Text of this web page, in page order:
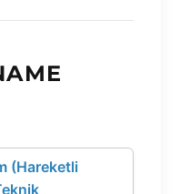
(Hareketli